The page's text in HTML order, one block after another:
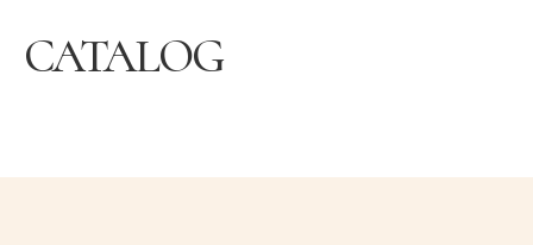
CATALOG